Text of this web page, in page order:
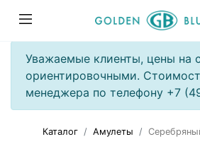
Уважаемые клиенты, цены на
ориентировочными.
менеджера по телефону +7
Каталог Амулеты